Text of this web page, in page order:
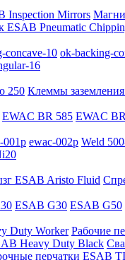
Inspection Mirrors
ESAB Pneumatic
concave-10 ok-backing-
16
250 Клеммы
EWAC BR 585 EWAC
001p ewac-002p Weld
ESAB Aristo Fluid
ESAB G30 ESAB G50
Duty Worker Рабочие
Heavy Duty Black
перчатки ESAB